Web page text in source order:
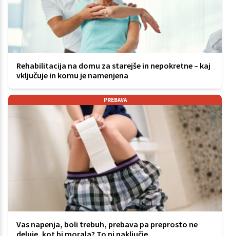
Rehabilitacija na domu za starejše in nepokretne – kaj
vključuje in komu je namenjena
PREBAVA
Vas napenja, boli trebuh, prebava pa preprosto ne
deluje, kot bi morala? To ni naključje